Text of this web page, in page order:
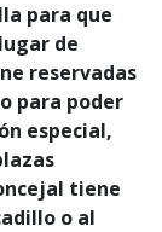
para que
de
reservadas
para poder
especial,
tiene
o al